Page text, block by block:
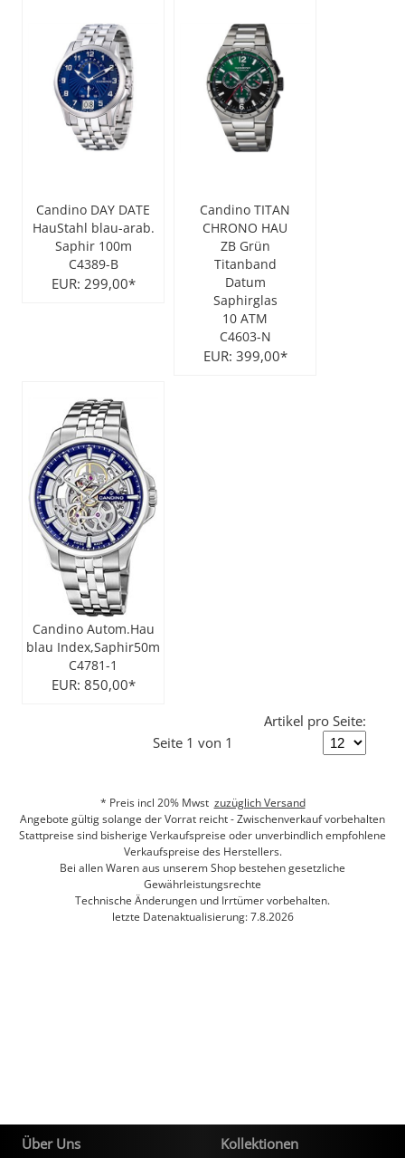
Candino DAY DATE
HauStahl blau-arab.
Saphir 100m
C4389-B
EUR: 299,00*
Candino TITAN
CHRONO HAU
ZB Grün
Titanband
Datum
Saphirglas
10 ATM
C4603-N
EUR: 399,00*
Candino Autom.Hau
blau Index,Saphir50m
C4781-1
EUR: 850,00*
Seite 1 von 1
Artikel pro Seite:
* Preis incl 20% Mwst zuzüglich Versand
Angebote gültig solange der Vorrat reicht - Zwischenverkauf vorbehalten
Stattpreise sind bisherige Verkaufspreise oder unverbindlich empfohlene
Verkaufspreise des Herstellers.
Bei allen Waren aus unserem Shop bestehen gesetzliche
Gewährleistungsrechte
Technische Änderungen und Irrtümer vorbehalten.
letzte Datenaktualisierung: 7.8.2026
Über Uns
Kollektionen